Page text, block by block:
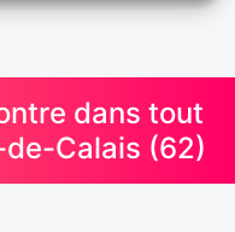
dans tout
Calais (62)